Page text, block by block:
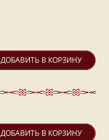
ДОБАВИТЬ В КОРЗИНУ
ДОБАВИТЬ В КОРЗИНУ